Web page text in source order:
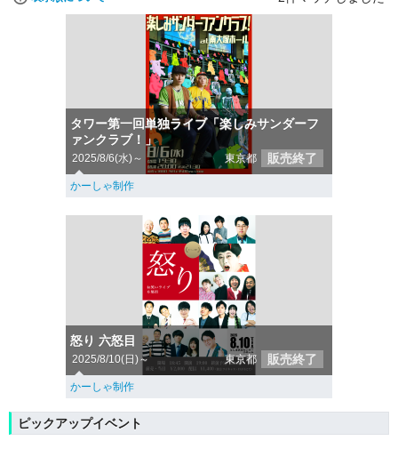
タワー第一回単独ライブ「楽しみサンダーフ
ァンクラブ！」
2025/8/6(水)～ 東京都 販売終了
かーしゃ制作
怒り 六怒目
2025/8/10(日)～ 東京都 販売終了
かーしゃ制作
ピックアップイベント